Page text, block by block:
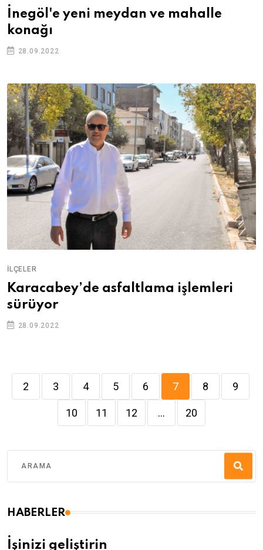
İnegöl'e yeni meydan ve mahalle
konağı
28.09.2022
İLÇELER
Karacabey’de asfaltlama işlemleri
sürüyor
28.09.2022
2 3 4 5 6 7 8 9
10 11 12 ... 20
HABERLER
İşinizi geliştirin